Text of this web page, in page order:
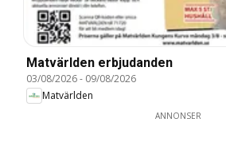
Matvärlden erbjudanden
03/08/2026- 09/08/2026
Matvärlden
ANNONSER